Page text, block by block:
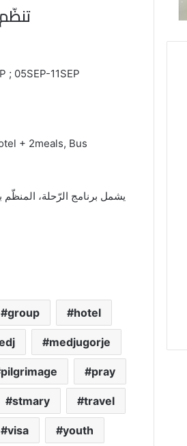
تنظّمYOUTH OF MARY رحلات الى مديوغوريه
; 05SEP-11SEP
+ 2meals, Bus
يشمل برنامج الرّحلة، المنظّم
group hotel
medjugorje
pilgrimage pray
stmary travel
visa youth